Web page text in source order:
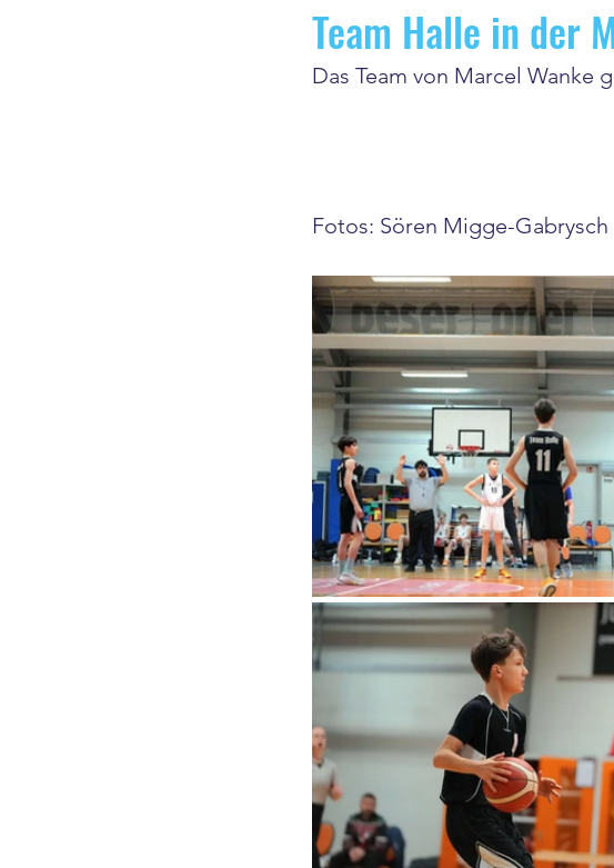
Team Halle in der
Das Team von Marcel Wanke
Fotos: Sören Migge-Gabrysch